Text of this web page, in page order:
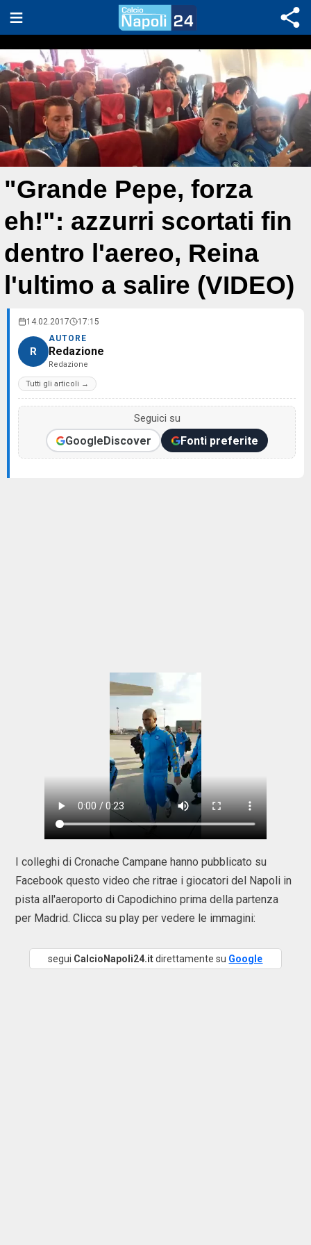
"Grande Pepe, forza
eh!": azzurri scortati fin
dentro l'aereo, Reina
l'ultimo a salire (VIDEO)
14.02.2017 17:15
R
AUTORE
Redazione
Redazione
Tutti gli articoli →
Seguici su
GoogleDiscover Fonti preferite
I colleghi di Cronache Campane hanno pubblicato su
Facebook questo video che ritrae i giocatori del Napoli in
pista all'aeroporto di Capodichino prima della partenza
per Madrid. Clicca su play per vedere le immagini:
segui CalcioNapoli24.itdirettamente su Google